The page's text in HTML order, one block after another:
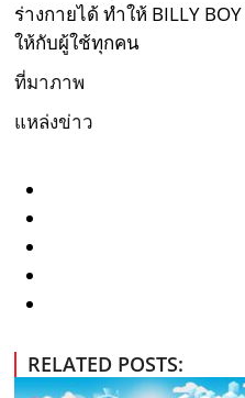
ร่างกายได้ ทำให้ BILLY
ให้กับผู้ใช้ทุกคน
ที่มาภาพ
แหล่งข่าว
RELATED POSTS: